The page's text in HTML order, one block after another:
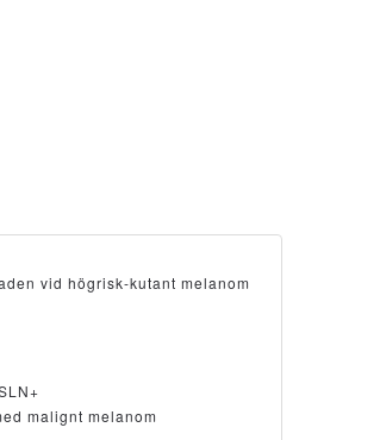
vid högrisk-kutant melanom
malignt melanom